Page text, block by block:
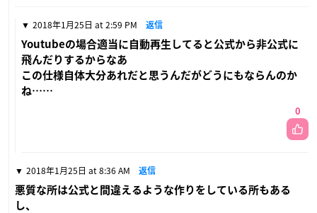
2018年1月25日 at 2:59 PM 返信
Youtubeの場合適当に自動再生してると公式から非公式に
飛んだりするからなあ
この仕様自体大分あれだと思うんだがどうにもならんのか
ね……
0
2018年1月25日 at 8:36 AM 返信
悪質な所は公式と間違えるような作りをしている所もある
し、